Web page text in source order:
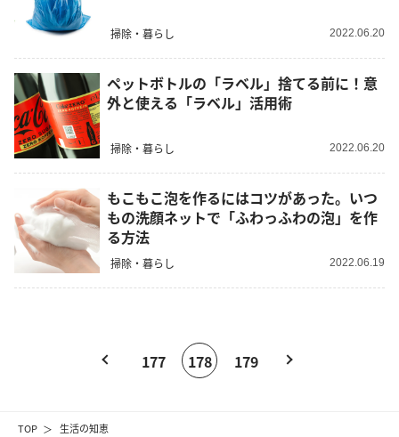
TOP 生活の知恵
掃除・暮らし 2022.06.20
ペットボトルの「ラベル」捨てる前に！意
外と使える「ラベル」活用術
掃除・暮らし 2022.06.20
もこもこ泡を作るにはコツがあった。いつ
もの洗顔ネットで「ふわっふわの泡」を作
る方法
掃除・暮らし 2022.06.19
177 178 179